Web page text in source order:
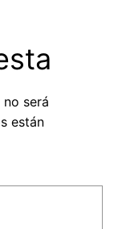
será
están